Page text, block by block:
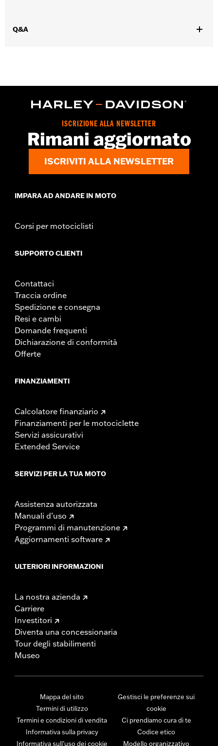
Origine:
Q&A
ISCRIZIONE ALLA NEWSLETTER
Rimani aggiornato
ISCRIVITI ALLA NEWSLETTER
IMPARA AD ANDARE IN MOTO
Corsi per motociclisti
SUPPORTO CLIENTI
Contattaci
Traccia ordine
Spedizione e consegna
Resi e cambi
Domande frequenti
Dichiarazione di conformità
Offerte
FINANZIAMENTI
Calcolatore finanziario
Finanziamenti per le motociclette
Servizi assicurativi
Extended Service
SERVIZI PER LA TUA MOTO
Assistenza autorizzata
Manuali d’uso
Programmi di manutenzione
Aggiornamenti software
ULTERIORI INFORMAZIONI
La nostra azienda
Carriere
Investitori
Diventa una concessionaria
Tour degli stabilimenti
Museo
Mappa del sito
Termini di utilizzo
Termini e condizioni di vendita
Informativa sulla privacy
Informativa sull’uso dei cookie
Gestisci le preferenze sui
cookie
Ci prendiamo cura di te
Codice etico
Modello organizzativo